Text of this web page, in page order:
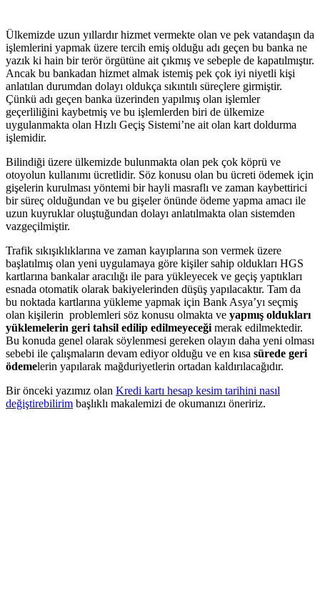
Ülkemizde uzun yıllardır hizmet vermekte olan ve pek vatandaşın da
işlemlerini yapmak üzere tercih emiş olduğu adı geçen bu banka ne
yazık ki hain bir terör örgütüne ait çıkmış ve sebeple de kapatılmıştır.
Ancak bu bankadan hizmet almak istemiş pek çok iyi niyetli kişi
anlatılan durumdan dolayı oldukça sıkıntılı süreçlere girmiştir.
Çünkü adı geçen banka üzerinden yapılmış olan işlemler
geçerliliğini kaybetmiş ve bu işlemlerden biri de ülkemize
uygulanmakta olan Hızlı Geçiş Sistemi’ne ait olan kart doldurma
işlemidir.
Bilindiği üzere ülkemizde bulunmakta olan pek çok köprü ve
otoyolun kullanımı ücretlidir. Söz konusu olan bu ücreti ödemek için
gişelerin kurulması yöntemi bir hayli masraflı ve zaman kaybettirici
bir süreç olduğundan ve bu gişeler önünde ödeme yapma amacı ile
uzun kuyruklar oluştuğundan dolayı anlatılmakta olan sistemden
vazgeçilmiştir.
Trafik sıkışıklıklarına ve zaman kayıplarına son vermek üzere
başlatılmış olan yeni uygulamaya göre kişiler sahip oldukları HGS
kartlarına bankalar aracılığı ile para yükleyecek ve geçiş yaptıkları
esnada otomatik olarak bakiyelerinden düşüş yapılacaktır. Tam da
bu noktada kartlarına yükleme yapmak için Bank Asya’yı seçmiş
olan kişilerin problemleri söz konusu olmakta ve yapmış oldukları
yüklemelerin geri tahsil edilip edilmeyeceği merak edilmektedir.
Bu konuda genel olarak söylenmesi gereken olayın daha yeni olması
sebebi ile çalışmaların devam ediyor olduğu ve en kısa sürede geri
ödemelerin yapılarak mağduriyetlerin ortadan kaldırılacağıdır.
Bir önceki yazımız olan Kredi kartı hesap kesim tarihini nasıl
değiştirebilirim başlıklı makalemizi de okumanızı öneririz.